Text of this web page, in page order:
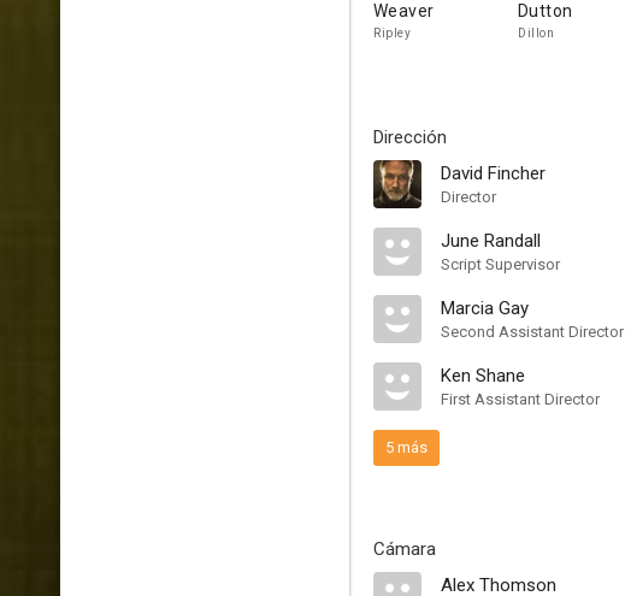
Weaver
Ripley
Dutton
Dillon
Dirección
David Fincher
Director
June Randall
Script Supervisor
Marcia Gay
Second Assistant Director
Ken Shane
First Assistant Director
5 más
Cámara
Alex Thomson